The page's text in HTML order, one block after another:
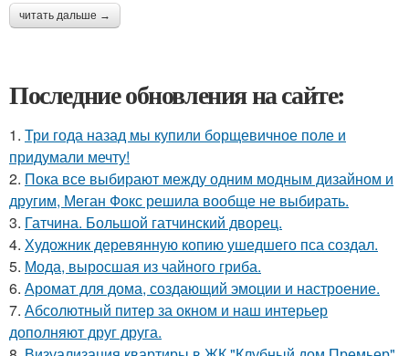
читать дальше →
Последние обновления на сайте:
1. Три года назад мы купили борщевичное поле и
придумали мечту!
2. Пока все выбирают между одним модным дизайном и
другим, Меган Фокс решила вообще не выбирать.
3. Гатчина. Большой гатчинский дворец.
4. Художник деревянную копию ушедшего пса создал.
5. Мода, выросшая из чайного гриба.
6. Аромат для дома, создающий эмоции и настроение.
7. Абсолютный питер за окном и наш интерьер
дополняют друг друга.